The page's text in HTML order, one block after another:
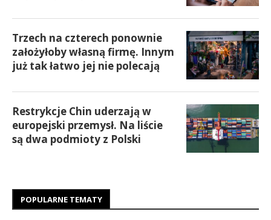
Trzech na czterech ponownie
założyłoby własną firmę. Innym
już tak łatwo jej nie polecają
Restrykcje Chin uderzają w
europejski przemysł. Na liście
są dwa podmioty z Polski
POPULARNE TEMATY